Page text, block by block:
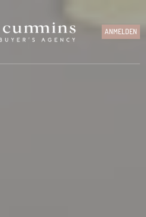
ANMELDEN